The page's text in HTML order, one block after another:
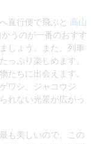
直行便で飛ぶと 高山
うのが一番のおすす
しょう。また、列車
っぷり楽しめます。
たちに出会えます。
ワシ、ジャコウジ
れない光景が広がっ
も美しいので、この